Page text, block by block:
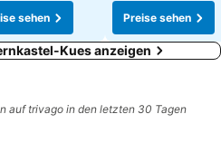
sehen
Preise sehen
Kues anzeigen
auf trivago in den letzten 30 Tagen